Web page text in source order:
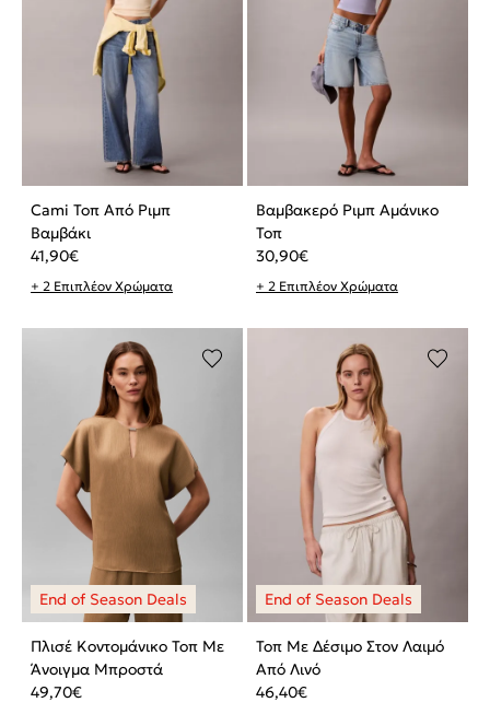
Cami Τοπ Από Ριμπ
Βαμβάκι
41,90€
+ 2 Επιπλέον Χρώματα
Βαμβακερό Ριμπ Αμάνικο
Τοπ
30,90€
+ 2 Επιπλέον Χρώματα
Πλισέ Κοντομάνικο Τοπ Με
Άνοιγμα Μπροστά
49,70€
Τοπ Με Δέσιμο Στον Λαιμό
Από Λινό
46,40€